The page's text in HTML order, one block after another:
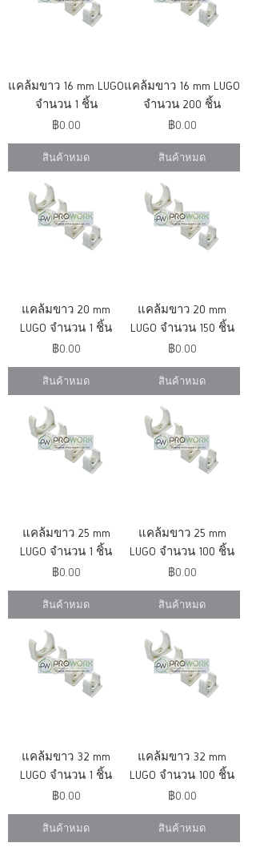
แคล้มขาว 16 mm LUGO
จำนวน 1 ชิ้น
ราคา
฿0.00
สินค้าหมด
แคล้มขาว 16 mm LUGO
จำนวน 200 ชิ้น
ราคา
฿0.00
สินค้าหมด
แคล้มขาว 20 mm
LUGO จำนวน 1 ชิ้น
ราคา
฿0.00
สินค้าหมด
แคล้มขาว 20 mm
LUGO จำนวน 150 ชิ้น
ราคา
฿0.00
สินค้าหมด
แคล้มขาว 25 mm
LUGO จำนวน 1 ชิ้น
ราคา
฿0.00
สินค้าหมด
แคล้มขาว 25 mm
LUGO จำนวน 100 ชิ้น
ราคา
฿0.00
สินค้าหมด
แคล้มขาว 32 mm
LUGO จำนวน 1 ชิ้น
ราคา
฿0.00
สินค้าหมด
แคล้มขาว 32 mm
LUGO จำนวน 100 ชิ้น
ราคา
฿0.00
สินค้าหมด